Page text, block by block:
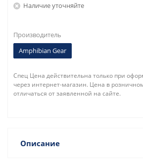
Наличие уточняйте
Производитель
Amphibian Gear
Спец Цена действительна только при
через интернет-магазин. Цена в
отличаться от заявленной на сайте.
Описание